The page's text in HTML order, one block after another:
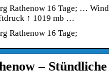
Rathenow 16 Tage; …
↑ 1019 mb …
Rathenow 16 Tage;
–